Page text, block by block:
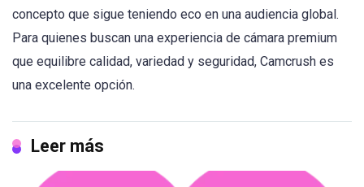
concepto que sigue teniendo eco en una audiencia global.
Para quienes buscan una experiencia de cámara premium
que equilibre calidad, variedad y seguridad, Camcrush es
una excelente opción.
Leer más